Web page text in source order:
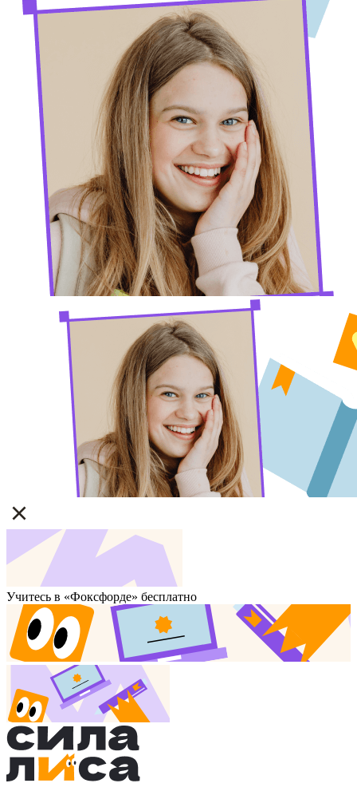
Учитесь в «Фоксфорде» бесплатно